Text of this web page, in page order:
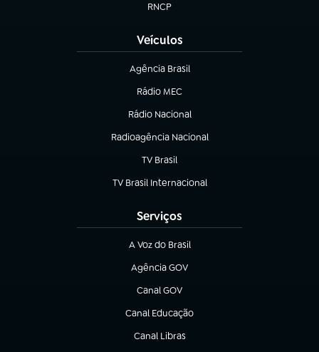
RNCP
(abre em nova aba)
Veículos
Agência Brasil
(abre em nova aba)
Rádio MEC
(abre em nova aba)
Rádio Nacional
Radioagência Nacional
(abre em nova aba)
TV Brasil
(abre em nova aba)
TV Brasil Internacional
(abre em nova aba)
Serviços
A Voz do Brasil
(abre em nova aba)
Agência GOV
(abre em nova aba)
Canal GOV
(abre em nova aba)
Canal Educação
(abre em nova aba)
Canal Libras
(abre em nova aba)